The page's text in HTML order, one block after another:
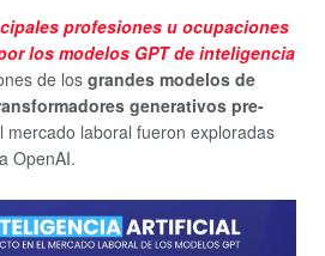
profesiones u ocupaciones
los modelos GPT de inteligencia
de los grandes modelos de
generativos pre-
mercado laboral fueron exploradas
OpenAI.